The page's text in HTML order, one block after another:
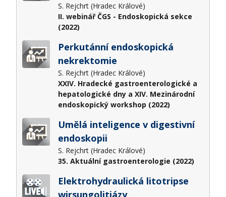
S. Rejchrt (Hradec Králové)
II. webinář ČGS - Endoskopická sekce
(2022)
Perkutánní endoskopická
nekrektomie
S. Rejchrt (Hradec Králové)
XXIV. Hradecké gastroenterologické a
hepatologické dny a XIV. Mezinárodní
endoskopický workshop (2022)
Umělá inteligence v digestivní
endoskopii
S. Rejchrt (Hradec Králové)
35. Aktuální gastroenterologie (2022)
Elektrohydraulická litotripse
wirsungolitiázy